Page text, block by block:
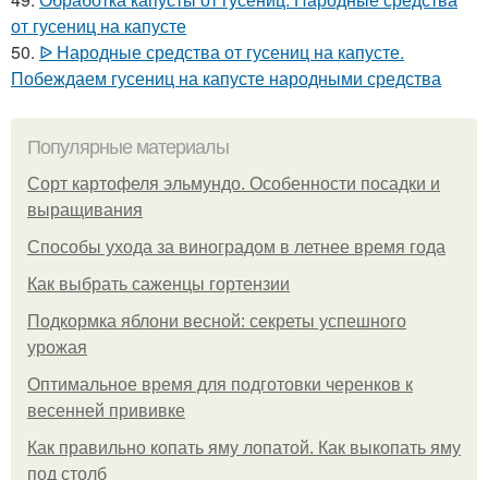
от гусениц на капусте
50. ᐉ Народные средства от гусениц на капусте.
Побеждаем гусениц на капусте народными средства
Популярные материалы
Сорт картофеля эльмундо. Особенности посадки и
выращивания
Способы ухода за виноградом в летнее время года
Как выбрать саженцы гортензии
Подкормка яблони весной: секреты успешного
урожая
Оптимальное время для подготовки черенков к
весенней прививке
Как правильно копать яму лопатой. Как выкопать яму
под столб